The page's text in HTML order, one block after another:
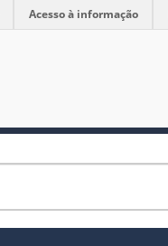
Acesso à informação